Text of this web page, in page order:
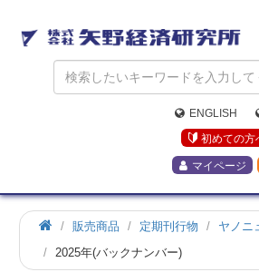
矢
野
経
済
研
究
所
ENGLISH
初めての方
マイページ
ホ
ー
販売商品 定期刊行物
ヤノニ
2025年(バックナンバー)